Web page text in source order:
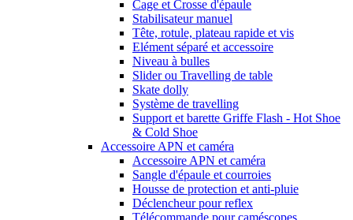
Cage et Crosse d'épaule
Stabilisateur manuel
Tête, rotule, plateau rapide et vis
Elément séparé et accessoire
Niveau à bulles
Slider ou Travelling de table
Skate dolly
Système de travelling
Support et barette Griffe Flash - Hot Shoe
& Cold Shoe
Accessoire APN et caméra
Accessoire APN et caméra
Sangle d'épaule et courroies
Housse de protection et anti-pluie
Déclencheur pour reflex
Télécommande pour caméscopes